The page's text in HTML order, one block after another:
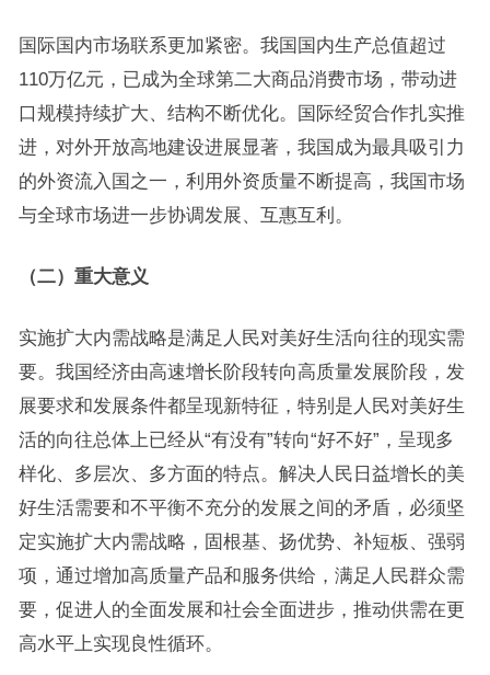
国际国内市场联系更加紧密。我国国内生产总值超过
110万亿元，已成为全球第二大商品消费市场，带动进
口规模持续扩大、结构不断优化。国际经贸合作扎实推
进，对外开放高地建设进展显著，我国成为最具吸引力
的外资流入国之一，利用外资质量不断提高，我国市场
与全球市场进一步协调发展、互惠互利。
（二）重大意义
实施扩大内需战略是满足人民对美好生活向往的现实需
要。我国经济由高速增长阶段转向高质量发展阶段，发
展要求和发展条件都呈现新特征，特别是人民对美好生
活的向往总体上已经从“有没有”转向“好不好”，呈现多
样化、多层次、多方面的特点。解决人民日益增长的美
好生活需要和不平衡不充分的发展之间的矛盾，必须坚
定实施扩大内需战略，固根基、扬优势、补短板、强弱
项，通过增加高质量产品和服务供给，满足人民群众需
要，促进人的全面发展和社会全面进步，推动供需在更
高水平上实现良性循环。